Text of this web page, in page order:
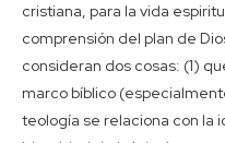
cristiana, para la vida
comprensión del plan de
consideran dos cosas: (1)
marco bíblico
teología se relaciona con la